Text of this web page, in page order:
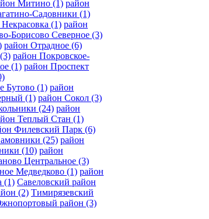
Митино (1) район
Садовники (1)
(1) район
Борисово Северное (3)
район Отрадное (6)
(3) район Покровское-
(1) район Проспект
Бутово (1) район
(1) район Сокол (3)
(24) район
Теплый Стан (1)
Филевский Парк (6)
(25) район
(10) район
Центральное (3)
Медведково (1) район
(1) Савеловский район
(2) Тимирязевский
район (3)